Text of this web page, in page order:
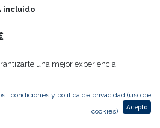
incluido
una mejor experiencia.
, condiciones y política de privacidad (uso de
cookies)
Acepto